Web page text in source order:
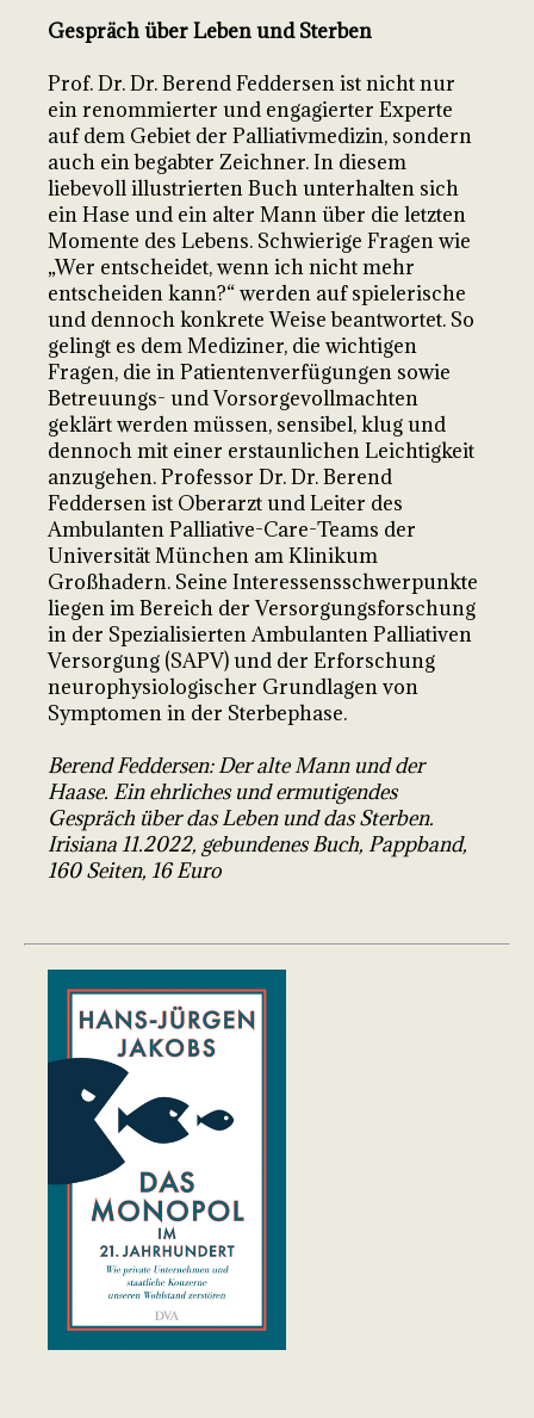
Gespräch über Leben und Sterben
Prof. Dr. Dr. Berend Feddersen ist nicht nur
ein renommierter und engagierter Experte
auf dem Gebiet der Palliativmedizin, sondern
auch ein begabter Zeichner. In diesem
liebevoll illustrierten Buch unterhalten sich
ein Hase und ein alter Mann über die letzten
Momente des Lebens. Schwierige Fragen wie
„Wer entscheidet, wenn ich nicht mehr
entscheiden kann?“ werden auf spielerische
und dennoch konkrete Weise beantwortet. So
gelingt es dem Mediziner, die wichtigen
Fragen, die in Patientenverfügungen sowie
Betreuungs- und Vorsorgevollmachten
geklärt werden müssen, sensibel, klug und
dennoch mit einer erstaunlichen Leichtigkeit
anzugehen. Professor Dr. Dr. Berend
Feddersen ist Oberarzt und Leiter des
Ambulanten Palliative-Care-Teams der
Universität München am Klinikum
Großhadern. Seine Interessensschwerpunkte
liegen im Bereich der Versorgungsforschung
in der Spezialisierten Ambulanten Palliativen
Versorgung (SAPV) und der Erforschung
neurophysiologischer Grundlagen von
Symptomen in der Sterbephase.
Berend Feddersen: Der alte Mann und der
Haase. Ein ehrliches und ermutigendes
Gespräch über das Leben und das Sterben.
Irisiana 11.2022, gebundenes Buch, Pappband,
160 Seiten, 16 Euro